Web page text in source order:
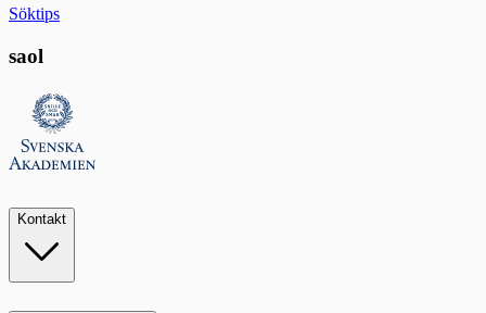
Söktips
saol
Kontakt